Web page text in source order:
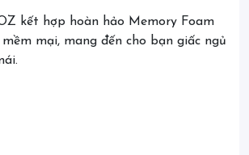
kết hợp hoàn hảo Memory Foam
mại, mang đến cho bạn giấc ngủ